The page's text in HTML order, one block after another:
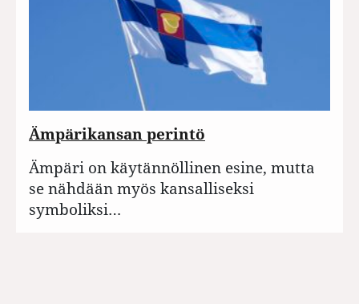
Ämpärikansan perintö
Ämpäri on käytännöllinen esine, mutta
se nähdään myös kansalliseksi
symboliksi…